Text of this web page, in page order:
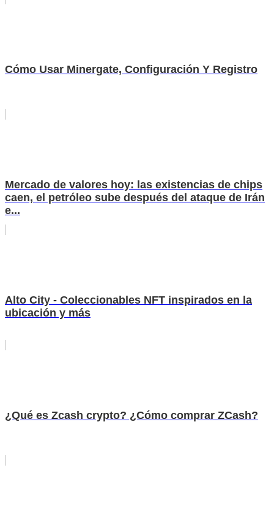
Cómo Usar Minergate, Configuración Y Registro
Mercado de valores hoy: las existencias de chips
caen, el petróleo sube después del ataque de Irán
e...
Alto City - Coleccionables NFT inspirados en la
ubicación y más
¿Qué es Zcash crypto? ¿Cómo comprar ZCash?